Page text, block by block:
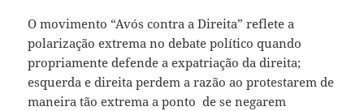
O movimento “Avós contra a Direita” reflete a
polarização extrema no debate político quando
propriamente defende a expatriação da direita;
esquerda e direita perdem a razão ao protestarem de
maneira tão extrema a ponto de se negarem